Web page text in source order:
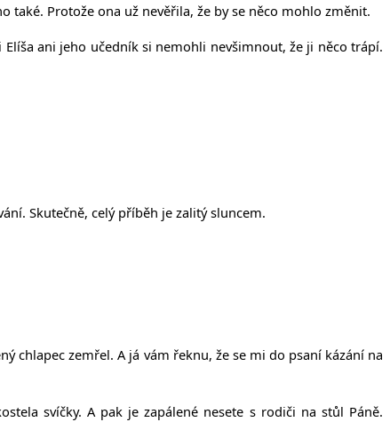
také. Protože ona už nevěřila, že by se něco mohlo změnit.
ani jeho učedník si nemohli nevšimnout, že ji něco trápí.
Skutečně, celý příběh je zalitý sluncem.
chlapec zemřel. A já vám řeknu, že se mi do psaní kázání na
svíčky. A pak je zapálené nesete s rodiči na stůl Páně.